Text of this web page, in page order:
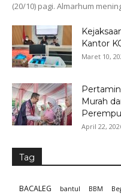
(20/10) pagi. Almarhum
Kantor
Maret 10,
Murah
April 22,
Tag
BACALEG bantul BBM